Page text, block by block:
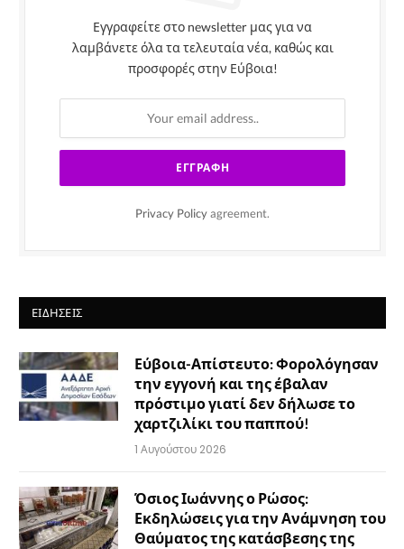
Εγγραφείτε στο newsletter μας για να
λαμβάνετε όλα τα τελευταία νέα, καθώς και
προσφορές στην Εύβοια!
Privacy Policy agreement.
ΕΙΔΉΣΕΙΣ
Εύβοια-Απίστευτο: Φορολόγησαν
την εγγονή και της έβαλαν
πρόστιμο γιατί δεν δήλωσε το
χαρτζιλίκι του παππού!
1 Αυγούστου 2026
Όσιος Ιωάννης ο Ρώσος:
Εκδηλώσεις για την Ανάμνηση του
Θαύματος της κατάσβεσης της